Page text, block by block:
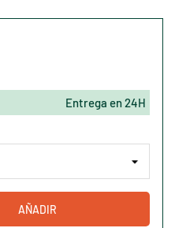
Entrega en 24H
AÑADIR